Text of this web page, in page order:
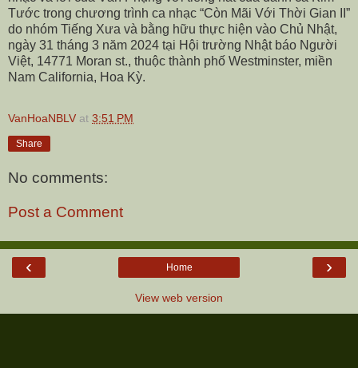
Tước trong chương trình ca nhạc “Còn Mãi Với Thời Gian II”
do nhóm Tiếng Xưa và bằng hữu thực hiện vào Chủ Nhật,
ngày 31 tháng 3 năm 2024 tại Hội trường Nhật báo Người
Việt, 14771 Moran st., thuộc thành phố Westminster, miền
Nam California, Hoa Kỳ.
VanHoaNBLV at 3:51 PM
Share
No comments:
Post a Comment
‹ ›
Home
View web version